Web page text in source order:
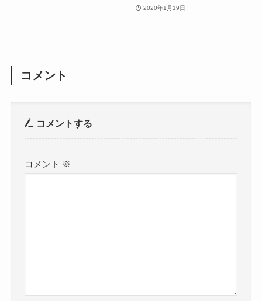
2020年1月19日
コメント
コメントする
コメント ※